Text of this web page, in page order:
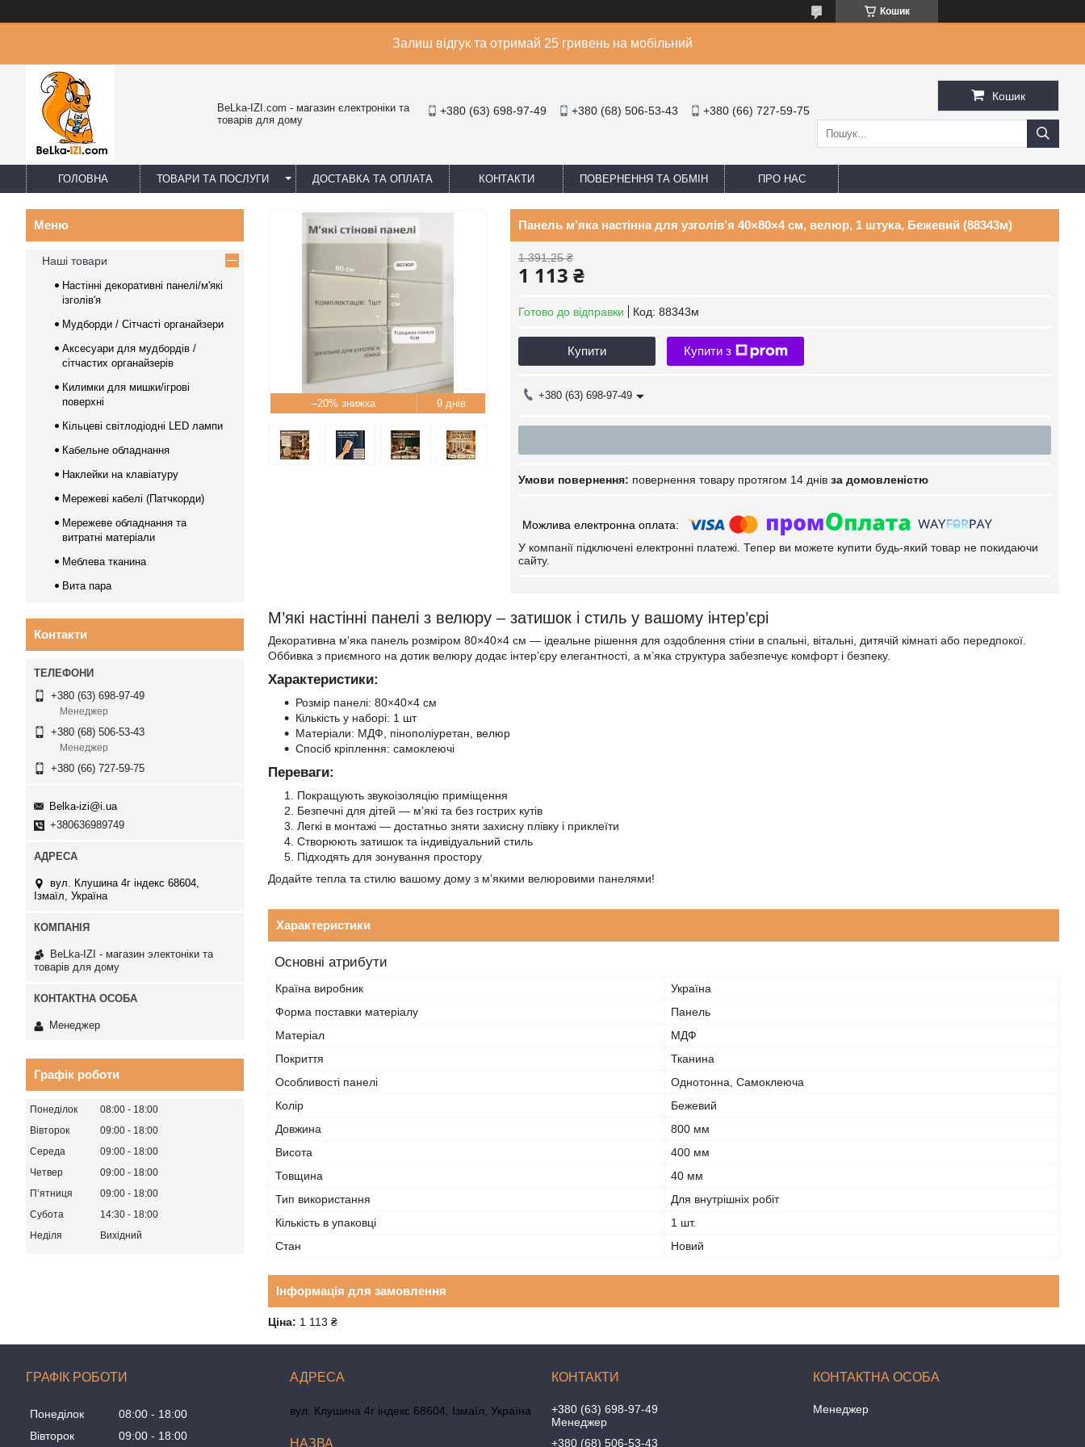
Кошик
Залиш відгук та отримай 25 гривень на мобільний
BeLka-IZI.com - магазин єлектроніки та
товарів для дому
+380 (63) 698-97-49 +380 (68) 506-53-43 +380 (66) 727-59-75
Кошик
ГОЛОВНА ТОВАРИ ТА ПОСЛУГИ ДОСТАВКА ТА ОПЛАТА КОНТАКТИ ПОВЕРНЕННЯ ТА ОБМІН ПРО НАС
–20% 9 днів
Панель м’яка настінна для узголів’я 40×80×4 см, велюр, 1 штука, Бежевий (88343м)
1 391,25 ₴
1 113 ₴
Готово до відправки Код: 88343м
Купити Купити з
+380 (63) 698-97-49
повернення товару протягом 14 днів за домовленістю
У компанії підключені електронні платежі. Тепер ви можете купити будь-який товар не покидаючи
сайту.
М’які настінні панелі з велюру – затишок і стиль у вашому інтер’єрі
Декоративна м’яка панель розміром 80×40×4 см — ідеальне рішення для оздоблення стіни в спальні, вітальні, дитячій кімнаті або передпокої.
Оббивка з приємного на дотик велюру додає інтер’єру елегантності, а м’яка структура забезпечує комфорт і безпеку.
Характеристики:
Розмір панелі: 80×40×4 см
Кількість у наборі: 1 шт
Матеріали: МДФ, пінополіуретан, велюр
Спосіб кріплення: самоклеючі
Переваги:
Покращують звукоізоляцію приміщення
Безпечні для дітей — м’які та без гострих кутів
Легкі в монтажі — достатньо зняти захисну плівку і приклеїти
Створюють затишок та індивідуальний стиль
Підходять для зонування простору
Додайте тепла та стилю вашому дому з м’якими велюровими панелями!
Характеристики
Основні атрибути
Країна виробник
Україна
Форма поставки матеріалу
Панель
Матеріал
МДФ
Покриття
Тканина
Особливості панелі
Однотонна, Самоклеюча
Колір
Бежевий
Довжина
800 мм
Висота
400 мм
Товщина
40 мм
Тип використання
Для внутрішніх робіт
Кількість в упаковці
1 шт.
Стан
Новий
Інформація для замовлення
Ціна: 1 113 ₴
Наші товари
Настінні декоративні панелі/м'які
ізголів'я
Мудборди / Сітчасті органайзери
Аксесуари для мудбордів /
сітчастих органайзерів
Килимки для мишки/ігрові
поверхні
Кільцеві світлодіодні LED лампи
Кабельне обладнання
Наклейки на клавіатуру
Мережеві кабелі (Патчкорди)
Мережеве обладнання та
витратні матеріали
Меблева тканина
Вита пара
Контакти
+380 (63) 698-97-49
Менеджер
+380 (68) 506-53-43
Менеджер
+380 (66) 727-59-75
Belka-izi@i.ua
+380636989749
вул. Клушина 4г індекс 68604,
Ізмаїл, Україна
BeLka-IZI - магазин электоніки та
товарів для дому
Менеджер
Графік роботи
Понеділок 08:00
18:00
Вівторок
09:00
18:00
Середа
09:00
18:00
Четвер
09:00
18:00
Пʼятниця
09:00
18:00
Субота
14:30
18:00
Неділя
Вихідний
ГРАФІК РОБОТИ
Понеділок 08:00
18:00
Вівторок
09:00 18:00
вул. Клушина 4г індекс 68604, Ізмаїл, Україна
+380 (63) 698-97-49
Менеджер
+380 (68) 506-53-43
Менеджер